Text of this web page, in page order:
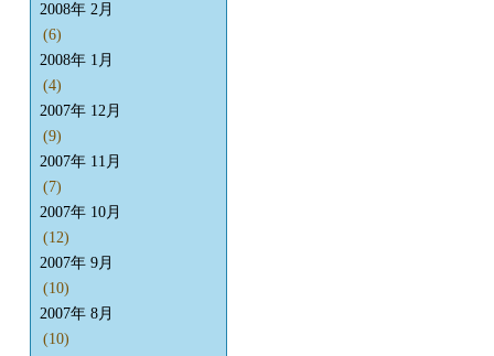
2008年 2月
(6)
2008年 1月
(4)
2007年 12月
(9)
2007年 11月
(7)
2007年 10月
(12)
2007年 9月
(10)
2007年 8月
(10)